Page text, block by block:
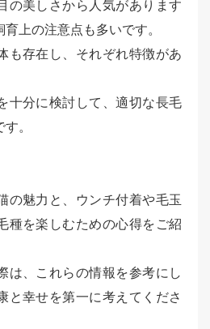
の美しさから人気があります
上の注意点も多いです。
も存在し、それぞれ特徴があ
十分に検討して、適切な長毛
。
の魅力と、ウンチ付着や毛玉
種を楽しむための心得をご紹
は、これらの情報を参考にし
と幸せを第一に考えてくださ